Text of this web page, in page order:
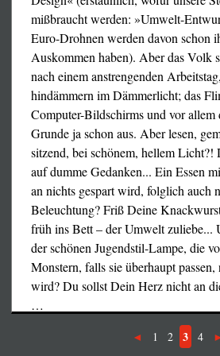
PEGIDA wird undeutlich – wir
16. Dezember 2014
Warum wird der Islam
Und wieso soll die Bauchpinselung
ausgerechnet »links« sein statt bloß
Dezember 2014
Kein islamischer Staat, kein
(Aber unbedingt ein aufgeklärter und
ein sozialistischer im Sinne von Marx
dessen Superlativ.)
mißbraucht werden: »Umwelt-
Euro-Drohnen werden davon schon
Auskommen haben). Aber das Volk
nach einem anstrengenden
hindämmern im Dämmerlicht; das
Computer-Bildschirms und vor
Grunde ja schon aus. Aber lesen,
sitzend, bei schönem, hellem Licht?!
auf dumme Gedanken... Ein Essen
an nichts gespart wird, folglich auch
Beleuchtung? Friß Deine
früh ins Bett – der Umwelt zuliebe...
der schönen Jugendstil-Lampe, die
Monstern, falls sie überhaupt passen,
wird? Du sollst Dein Herz nicht an
…
1 2 3 4